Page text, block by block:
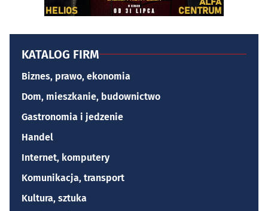
KATALOG FIRM
Biznes, prawo, ekonomia
Dom, mieszkanie, budownictwo
Gastronomia i jedzenie
Handel
Internet, komputery
Komunikacja, transport
Kultura, sztuka